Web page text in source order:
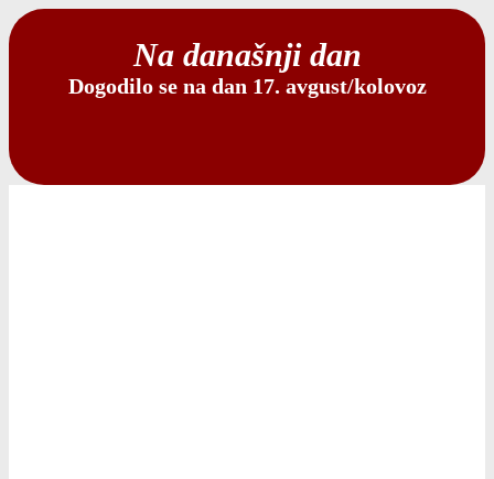
Na današnji dan
Dogodilo se na dan 17. avgust/kolovoz